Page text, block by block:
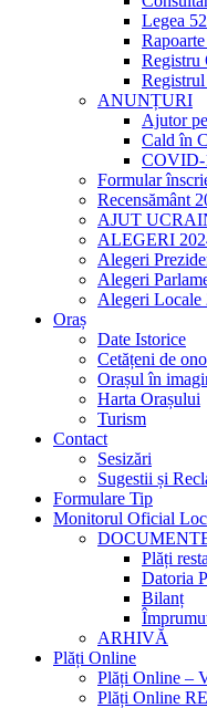
Legea
Registru
ANUNȚURI
Ajutor
Cald în
COVID-
Formular
Recensământ
AJUT
ALEGERI
Alegeri
Alegeri
Alegeri Locale
Oraș
Date Istorice
Cetățeni de
Orașul în
Harta Orașului
Turism
Contact
Sesizări
Sugestii și
Formulare Tip
Monitorul Oficial
Plăți
Datoria
Bilanț
ARHIVĂ
Plăți Online
Plăți Online –
Plăți Online